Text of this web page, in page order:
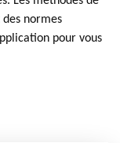
normes
pour vous